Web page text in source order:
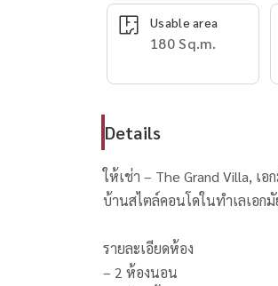
Usable area
180 Sq.m.
Details
ให้เช่า – The Grand Villa, เอ
บ้านสไตล์คอนโดในทำเลเอก
รายละเอียดห้อง
– 2 ห้องนอน